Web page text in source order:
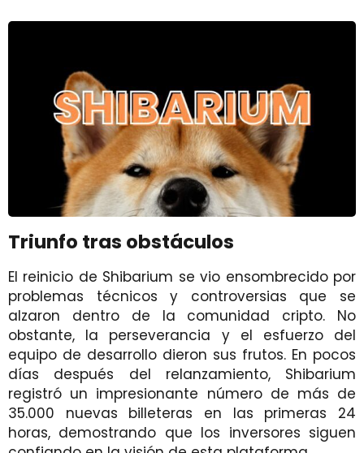
Triunfo tras obstáculos
El reinicio de Shibarium se vio ensombrecido por
problemas técnicos y controversias que se
alzaron dentro de la comunidad cripto. No
obstante, la perseverancia y el esfuerzo del
equipo de desarrollo dieron sus frutos. En pocos
días después del relanzamiento, Shibarium
registró un impresionante número de más de
35.000 nuevas billeteras en las primeras 24
horas, demostrando que los inversores siguen